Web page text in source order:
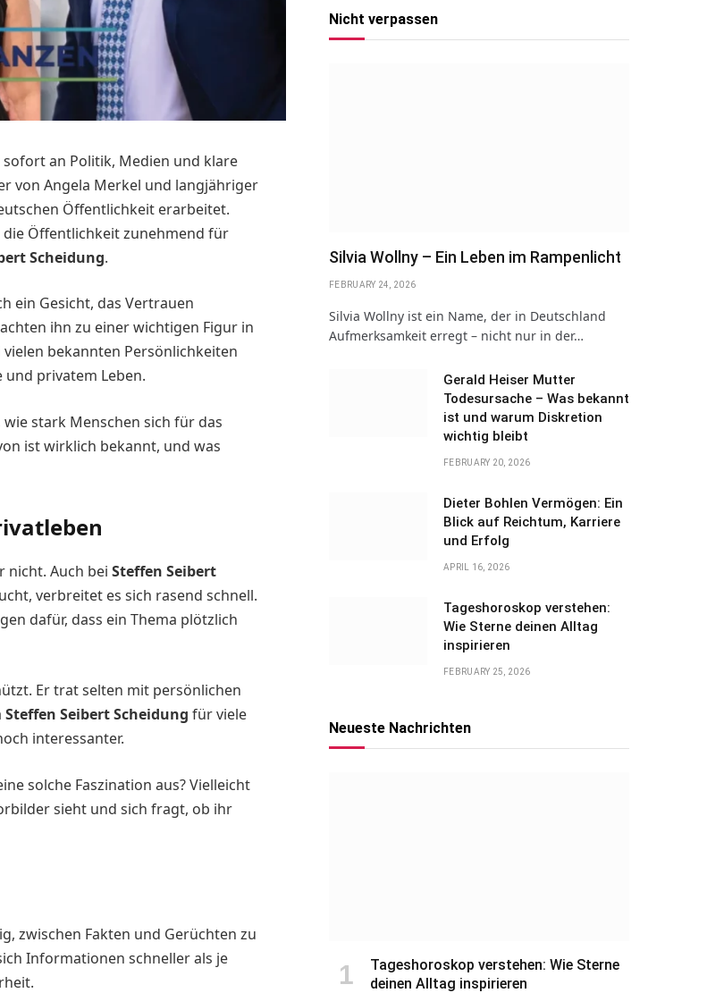
an Politik, Medien und klare
von Angela Merkel und langjähriger
Öffentlichkeit erarbeitet.
Öffentlichkeit zunehmend für
Scheidung.
ein Gesicht, das Vertrauen
ihn zu einer wichtigen Figur in
bekannten Persönlichkeiten
privatem Leben.
wie stark Menschen sich für das
ist wirklich bekannt, und was
nicht. Auch bei Steffen Seibert
verbreitet es sich rasend schnell.
dafür, dass ein Thema plötzlich
Er trat selten mit persönlichen
Steffen Seibert Scheidung für viele
interessanter.
solche Faszination aus? Vielleicht
sieht und sich fragt, ob ihr
zwischen Fakten und Gerüchten zu
Informationen schneller als je
Nicht verpassen
Silvia Wollny – Ein Leben im Rampenlicht
FEBRUARY 24, 2026
Silvia Wollny ist ein Name, der in Deutschland
Aufmerksamkeit erregt – nicht nur in der…
Gerald Heiser Mutter
Todesursache – Was bekannt
ist und warum Diskretion
wichtig bleibt
FEBRUARY 20, 2026
Dieter Bohlen Vermögen: Ein
Blick auf Reichtum, Karriere
und Erfolg
APRIL 16, 2026
Tageshoroskop verstehen:
Wie Sterne deinen Alltag
inspirieren
FEBRUARY 25, 2026
Neueste Nachrichten
Tageshoroskop verstehen: Wie Sterne
deinen Alltag inspirieren